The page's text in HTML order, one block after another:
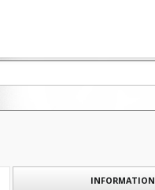
INFORMATION